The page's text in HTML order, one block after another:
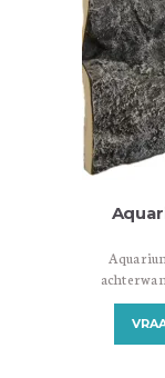
de